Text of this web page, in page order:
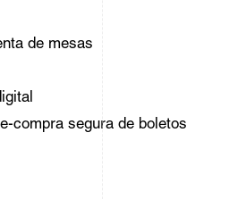
de mesas
compra segura de boletos